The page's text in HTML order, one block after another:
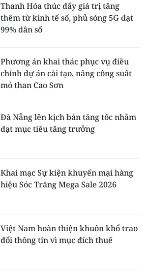
Thanh Hóa thúc đẩy giá trị tăng
thêm từ kinh tế số, phủ sóng 5G đạt
99% dân số
Phương án khai thác phục vụ điều
chỉnh dự án cải tạo, nâng công suất
mỏ than Cao Sơn
Đà Nẵng lên kịch bản tăng tốc nhằm
đạt mục tiêu tăng trưởng
Khai mạc Sự kiện khuyến mại hàng
hiệu Sóc Trăng Mega Sale 2026
Việt Nam hoàn thiện khuôn khổ trao
đổi thông tin vì mục đích thuế